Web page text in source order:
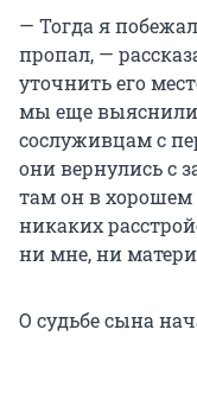
— Тогда я
пропал, —
уточнить его
мы еще выяснили,
сослуживцам с
они вернулись с
там он в
никаких
ни мне, ни
О судьбе сына